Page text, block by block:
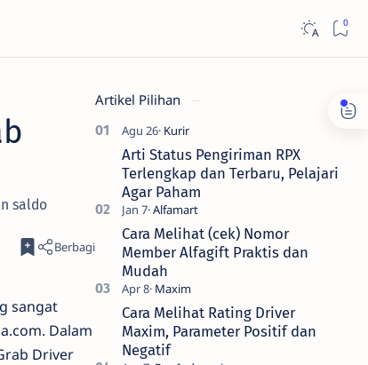
saldo
sangat
Dalam
Driver
Artikel Pilihan
Arti Status Pengiriman RPX
Terlengkap dan Terbaru, Pelajari
Agar Paham
Cara Melihat (cek) Nomor
Member Alfagift Praktis dan
Mudah
Cara Melihat Rating Driver
Maxim, Parameter Positif dan
Negatif